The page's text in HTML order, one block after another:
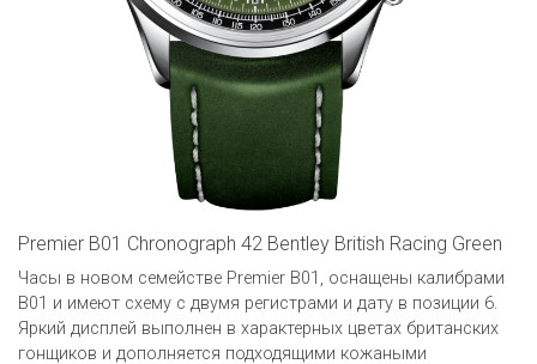
Premier B01 Chronograph 42 Bentley British Racing Green
Часы в новом семействе Premier B01, оснащены калибрами
B01 и имеют схему с двумя регистрами и дату в позиции 6.
Яркий дисплей выполнен в характерных цветах британских
гонщиков и дополняется подходящими кожаными